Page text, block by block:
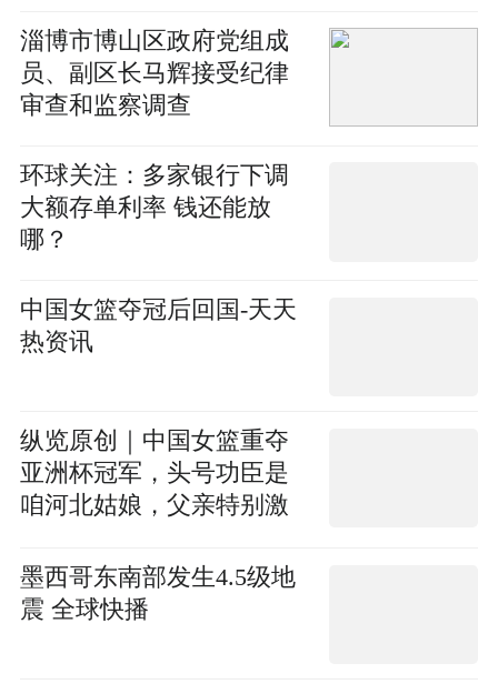
淄博市博山区政府党组成
员、副区长马辉接受纪律
审查和监察调查
环球关注：多家银行下调
大额存单利率 钱还能放
哪？
中国女篮夺冠后回国-天天
热资讯
纵览原创｜中国女篮重夺
亚洲杯冠军，头号功臣是
咱河北姑娘，父亲特别激
微头条
墨西哥东南部发生4.5级地
震 全球快播